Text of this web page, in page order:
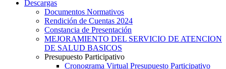
Descargas
Documentos Normativos
Rendición de Cuentas 2024
Constancia de Presentación
MEJORAMIENTO DEL SERVICIO DE ATENCION
DE SALUD BASICOS
Presupuesto Participativo
Cronograma Virtual Presupuesto Participativo